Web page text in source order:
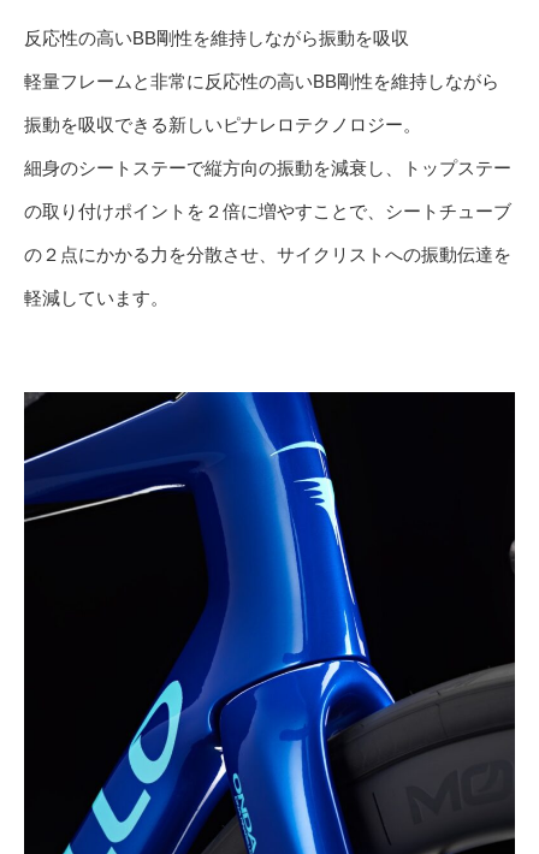
反応性の高いBB剛性を維持しながら振動を吸収
軽量フレームと非常に反応性の高いBB剛性を維持しながら
振動を吸収できる新しいピナレロテクノロジー。
細身のシートステーで縦方向の振動を減衰し、トップステー
の取り付けポイントを２倍に増やすことで、シートチューブ
の２点にかかる力を分散させ、サイクリストへの振動伝達を
軽減しています。